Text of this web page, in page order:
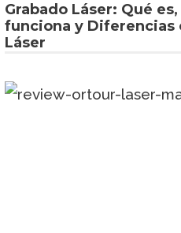
Grabado Láser: Qué
funciona y Diferencias
Láser